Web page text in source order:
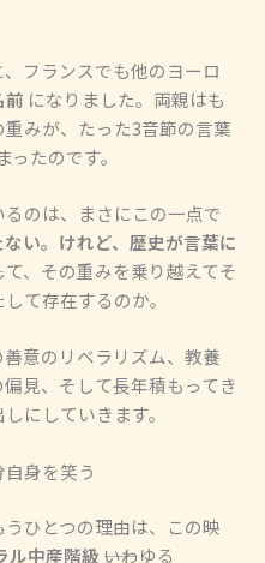
フランスでも他のヨーロ
前 になりました。両親はも
みが、たった3音節の言葉
ったのです。
のは、まさにこの一点で
い。けれど、歴史が言葉に
して、その重みを乗り越えてそ
て存在するのか。
意のリベラリズム、教養
見、そして長年積もってき
にしていきます。
身を笑う
ひとつの理由は、この映
ル中産階級 ――いわゆる